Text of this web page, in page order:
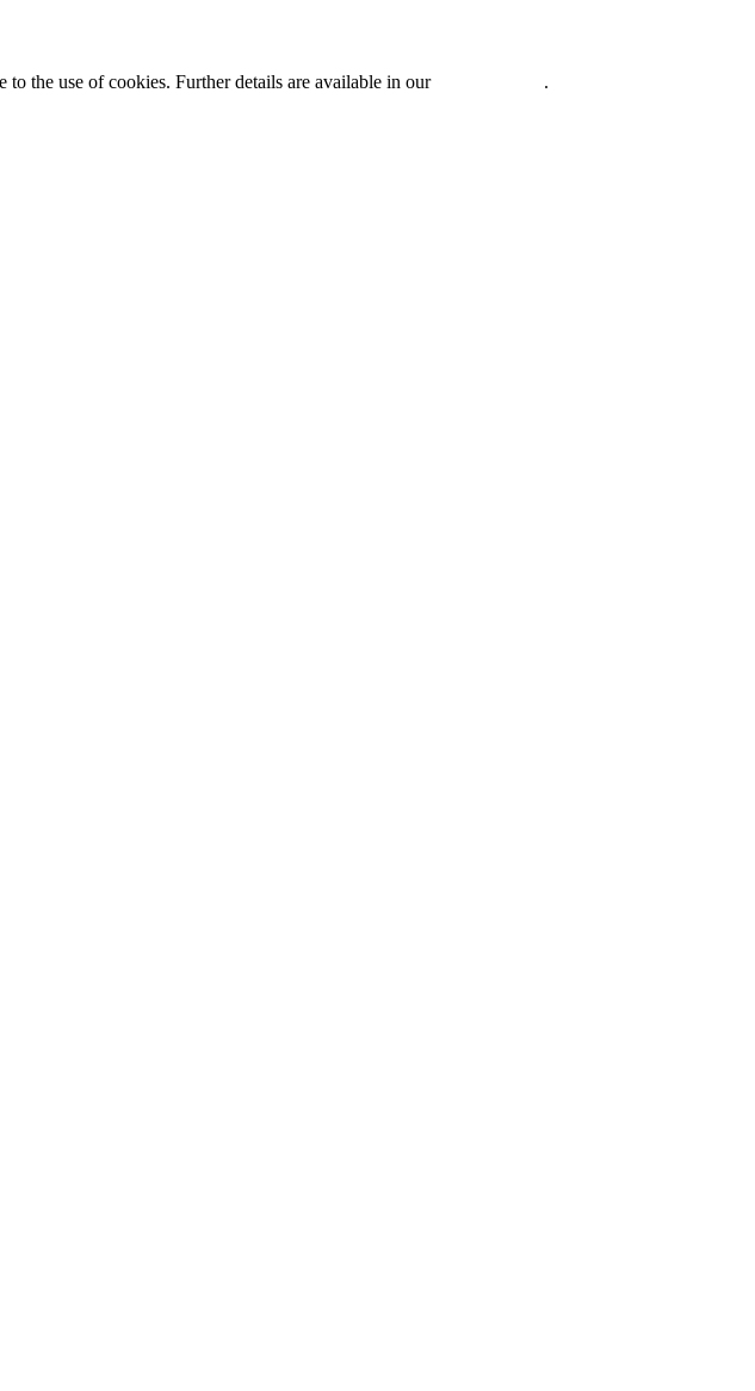
the use of cookies. Further details are available in our .